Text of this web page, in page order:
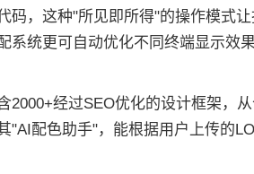
码，这种"所见即所得"的操作模式
系统更可自动优化不同终端显示效
2000+经过SEO优化的设计框架，
"AI配色助手"，能根据用户上传的